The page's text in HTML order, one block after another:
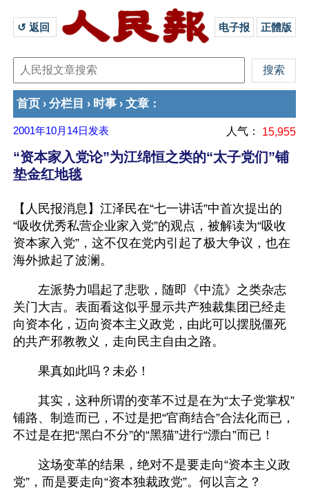
↺ 返回 电子报 正體版
首页 › 分栏目 › 时事 › 文章 ：
2001年10月14日 发表 人气： 15,955
“资本家入党论”为江绵恒之类的“太子党们”铺
垫金红地毯
【人民报消息】江泽民在“七一讲话”中首次提出的
“吸收优秀私营企业家入党”的观点，被解读为“吸收
资本家入党”，这不仅在党内引起了极大争议，也在
海外掀起了波澜。
左派势力唱起了悲歌，随即《中流》之类杂志
关门大吉。表面看这似乎显示共产独裁集团已经走
向资本化，迈向资本主义政党，由此可以摆脱僵死
的共产邪教教义，走向民主自由之路。
果真如此吗？未必！
其实，这种所谓的变革不过是在为“太子党掌权”
铺路、制造而已，不过是把“官商结合”合法化而已，
不过是在把“黑白不分”的“黑猫”进行“漂白”而已！
这场变革的结果，绝对不是要走向“资本主义政
党”，而是要走向“资本独裁政党”。何以言之？